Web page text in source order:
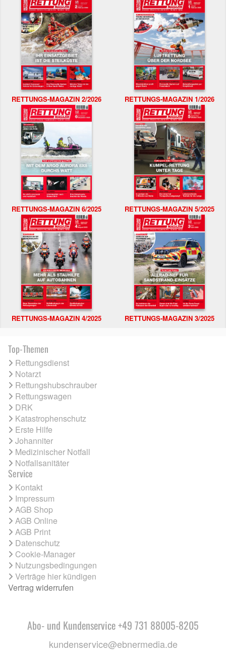
RETTUNGS-MAGAZIN 2/2026 RETTUNGS-MAGAZIN 1/2026
RETTUNGS-MAGAZIN 6/2025 RETTUNGS-MAGAZIN 5/2025
RETTUNGS-MAGAZIN 4/2025 RETTUNGS-MAGAZIN 3/2025
Top-Themen
Rettungsdienst
Notarzt
Rettungshubschrauber
Rettungswagen
DRK
Katastrophenschutz
Erste Hilfe
Johanniter
Medizinischer Notfall
Notfallsanitäter
Service
Kontakt
Impressum
AGB Shop
AGB Online
AGB Print
Datenschutz
Cookie-Manager
Nutzungsbedingungen
Verträge hier kündigen
Vertrag widerrufen
Abo- und Kundenservice +49 731 88005-8205
kundenservice@ebnermedia.de